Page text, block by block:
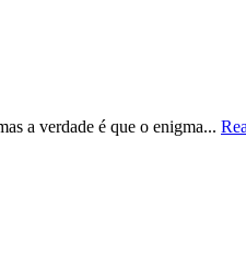
a verdade é que o enigma...